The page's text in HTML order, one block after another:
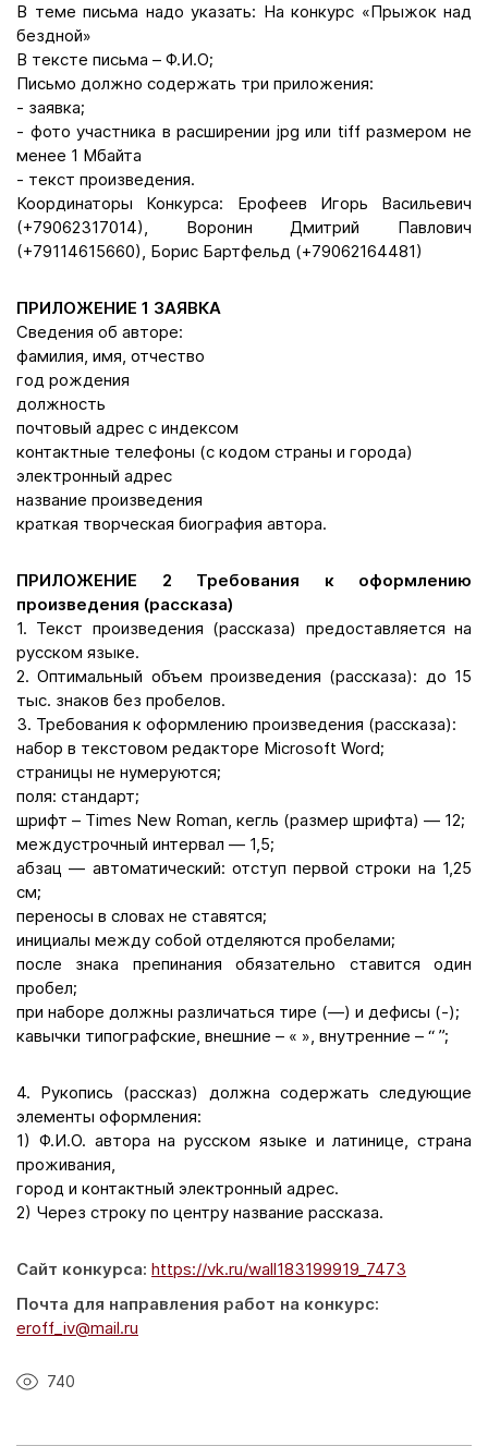
В теме письма надо указать: На конкурс «Прыжок над
бездной»
В тексте письма – Ф.И.О;
Письмо должно содержать три приложения:
- заявка;
- фото участника в расширении jpg или tiff размером не
менее 1 Мбайта
- текст произведения.
Координаторы Конкурса: Ерофеев Игорь Васильевич
(+79062317014), Воронин Дмитрий Павлович
(+79114615660), Борис Бартфельд (+79062164481)
ПРИЛОЖЕНИЕ 1 ЗАЯВКА
Сведения об авторе:
фамилия, имя, отчество
год рождения
должность
почтовый адрес с индексом
контактные телефоны (с кодом страны и города)
электронный адрес
название произведения
краткая творческая биография автора.
ПРИЛОЖЕНИЕ 2 Требования к оформлению
произведения (рассказа)
1. Текст произведения (рассказа) предоставляется на
русском языке.
2. Оптимальный объем произведения (рассказа): до 15
тыс. знаков без пробелов.
3. Требования к оформлению произведения (рассказа):
набор в текстовом редакторе Microsoft Word;
страницы не нумеруются;
поля: стандарт;
шрифт – Times New Roman, кегль (размер шрифта) — 12;
междустрочный интервал — 1,5;
абзац — автоматический: отступ первой строки на 1,25
см;
переносы в словах не ставятся;
инициалы между собой отделяются пробелами;
после знака препинания обязательно ставится один
пробел;
при наборе должны различаться тире (—) и дефисы (-);
кавычки типографские, внешние – « », внутренние – “ ”;
4. Рукопись (рассказ) должна содержать следующие
элементы оформления:
1) Ф.И.О. автора на русском языке и латинице, страна
проживания,
город и контактный электронный адрес.
2) Через строку по центру название рассказа.
Сайт конкурса: https://vk.ru/wall183199919_7473
Почта для направления работ на конкурс:
eroff_iv@mail.ru
740